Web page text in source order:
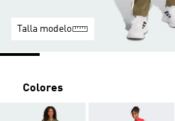
Talla modelo
Colores